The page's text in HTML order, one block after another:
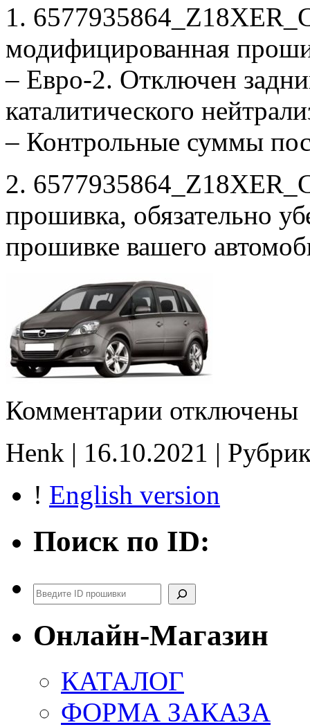
1.
модифицированная
– Евро-2. Отключен
каталитического
– Контрольные суммы
2.
прошивка, обязательно
прошивке вашего
Комментарии записи
CAO75810
E2
отключены
Henk | 16.10.2021 |
! English version
Поиск по ID:
Поиск
Онлайн-Магазин
КАТАЛОГ
ФОРМА ЗАКАЗА